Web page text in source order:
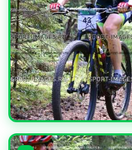
УВЕЛИЧИТЬ